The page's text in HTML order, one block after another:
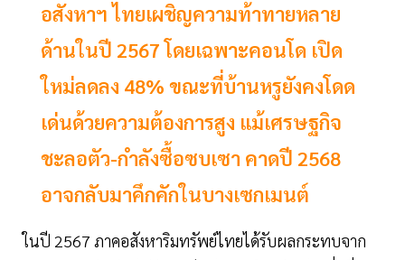
อสังหาฯ ไทยเผชิญความท้าทายหลาย
ด้านในปี 2567 โดยเฉพาะคอนโด เปิด
ใหม่ลดลง 48% ขณะที่บ้านหรูยังคงโดด
เด่นด้วยความต้องการสูง แม้เศรษฐกิจ
ชะลอตัว-กำลังซื้อซบเซา คาดปี 2568
อาจกลับมาคึกคักในบางเซกเมนต์
ในปี 2567 ภาคอสังหาริมทรัพย์ไทยได้รับผลกระทบจาก